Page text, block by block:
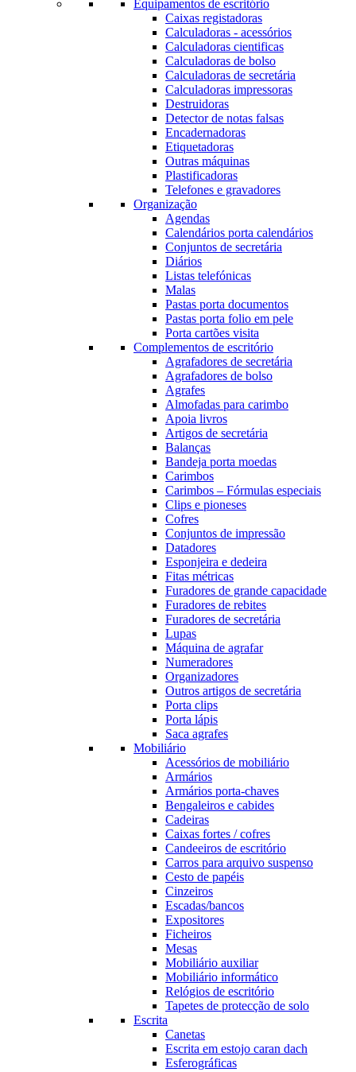
Equipamentos de escritório
Caixas registadoras
Calculadoras - acessórios
Calculadoras cientificas
Calculadoras de bolso
Calculadoras de secretária
Calculadoras impressoras
Destruidoras
Detector de notas falsas
Encadernadoras
Etiquetadoras
Outras máquinas
Plastificadoras
Telefones e gravadores
Organização
Agendas
Calendários porta calendários
Conjuntos de secretária
Diários
Listas telefónicas
Malas
Pastas porta documentos
Pastas porta folio em pele
Porta cartões visita
Complementos de escritório
Agrafadores de secretária
Agrafadores de bolso
Agrafes
Almofadas para carimbo
Apoia livros
Artigos de secretária
Balanças
Bandeja porta moedas
Carimbos
Carimbos – Fórmulas especiais
Clips e pioneses
Cofres
Conjuntos de impressão
Datadores
Esponjeira e dedeira
Fitas métricas
Furadores de grande capacidade
Furadores de rebites
Furadores de secretária
Lupas
Máquina de agrafar
Numeradores
Organizadores
Outros artigos de secretária
Porta clips
Porta lápis
Saca agrafes
Mobiliário
Acessórios de mobiliário
Armários
Armários porta-chaves
Bengaleiros e cabides
Cadeiras
Caixas fortes / cofres
Candeeiros de escritório
Carros para arquivo suspenso
Cesto de papéis
Cinzeiros
Escadas/bancos
Expositores
Ficheiros
Mesas
Mobiliário auxiliar
Mobiliário informático
Relógios de escritório
Tapetes de protecção de solo
Escrita
Canetas
Escrita em estojo caran dach
Esferográficas